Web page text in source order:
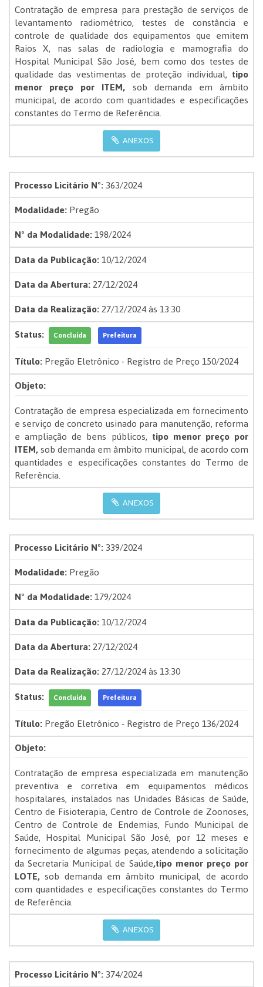
Contratação de empresa para prestação de serviços de
levantamento radiométrico, testes de constância e
controle de qualidade dos equipamentos que emitem
Raios X, nas salas de radiologia e mamografia do
Hospital Municipal São José, bem como dos testes de
qualidade das vestimentas de proteção individual, tipo
menor preço por ITEM, sob demanda em âmbito
municipal, de acordo com quantidades e especificações
constantes do Termo de Referência.
ANEXOS
Processo Licitário Nº:363/2024
Modalidade:Pregão
Nº da Modalidade:198/2024
Data da Publicação:10/12/2024
Data da Abertura:27/12/2024
Data da Realização:27/12/2024 às 13:30
Status:
Concluída Prefeitura
Título:Pregão Eletrônico - Registro de Preço 150/2024
Objeto:
Contratação de empresa especializada em fornecimento
e serviço de concreto usinado para manutenção, reforma
e ampliação de bens públicos, tipo menor preço por
ITEM,sob demanda em âmbito municipal, de acordo com
quantidades e especificações constantes do Termo de
Referência.
ANEXOS
Processo Licitário Nº:339/2024
Modalidade:Pregão
Nº da Modalidade:179/2024
Data da Publicação:10/12/2024
Data da Abertura:27/12/2024
Data da Realização:27/12/2024 às 13:30
Status:
Concluída Prefeitura
Título:Pregão Eletrônico - Registro de Preço 136/2024
Objeto:
Contratação de empresa especializada em manutenção
preventiva e corretiva em equipamentos médicos
hospitalares, instalados nas Unidades Básicas de Saúde,
Centro de Fisioterapia, Centro de Controle de Zoonoses,
Centro de Controle de Endemias, Fundo Municipal de
Saúde, Hospital Municipal São José, por 12 meses e
fornecimento de algumas peças, atendendo a solicitação
da Secretaria Municipal de Saúde,tipo menor preço por
LOTE, sob demanda em âmbito municipal, de acordo
com quantidades e especificações constantes do Termo
de Referência.
ANEXOS
Processo Licitário Nº:374/2024